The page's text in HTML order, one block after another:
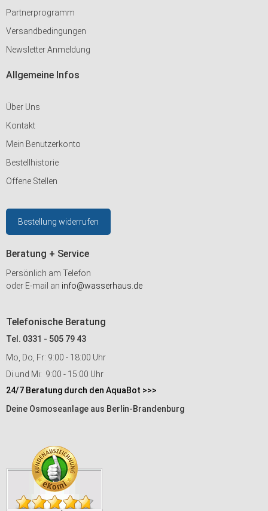
Partnerprogramm
Versandbedingungen
Newsletter Anmeldung
Allgemeine Infos
Über Uns
Kontakt
Mein Benutzerkonto
Bestellhistorie
Offene Stellen
Bestellung widerrufen
Beratung + Service
Persönlich am Telefon
oder E-mail an info@wasserhaus.de
Telefonische Beratung
Tel. 0331 - 505 79 43
Mo, Do, Fr: 9:00 - 18:00 Uhr
Di und Mi: 9:00 - 15:00 Uhr
24/7 Beratung durch den AquaBot >>>
Deine Osmoseanlage aus Berlin-Brandenburg